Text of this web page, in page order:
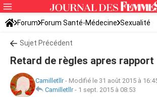
Forum Forum Santé-Médecine Sexualité
Sujet Précédent
Retard de règles apres rapport
Camilletllr- Modifié le 31 août 2015 à
Camilletllr- 1 sept. 2015 à 08:53